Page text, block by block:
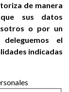
de manera
sus datos
o por un
el
indicadas